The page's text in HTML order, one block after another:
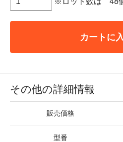
カートに
その他の詳細情報
販売価格
型番